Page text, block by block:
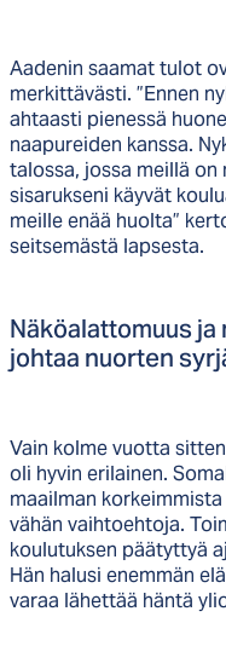
Aadenin saamat tulot
merkittävästi. ”Ennen
ahtaasti pienessä
naapureiden kanssa.
talossa, jossa meillä on
sisarukseni käyvät
meille enää huolta”
seitsemästä lapsesta.
Nä­köa­lat­to­muus
joh­taa nuor­ten
Vain kolme vuotta
oli hyvin erilainen.
maailman
vähän vaihtoehtoja.
koulutuksen päätyttyä
Hän halusi enemmän
varaa lähettää häntä